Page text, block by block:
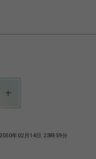
年02月14日 23時59分